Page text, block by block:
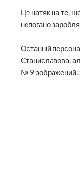
Це натяк на те,
непогано
Останній
Станиславова,
№ 9